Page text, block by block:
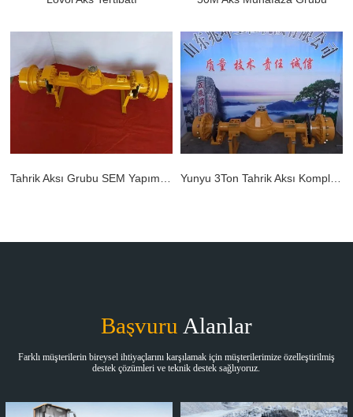
Lovol Aks Tertibatı
DAHA FAZLA BİLGİ EDİN >>
50M Aks Muhafaza Grubu
DAHA FAZLA BİLGİ EDİN >>
Başvuru Alanlar
Farklı müşterilerin bireysel ihtiyaçlarını karşılamak için müşterilerimize özelleştirilmiş
destek çözümleri ve teknik destek sağlıyoruz.